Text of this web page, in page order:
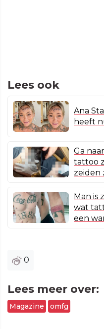
Lees ook
Ana
heeft
Ga
tattoo
zeiden
Man is
wat
een
0
Lees meer over:
Magazine omfg